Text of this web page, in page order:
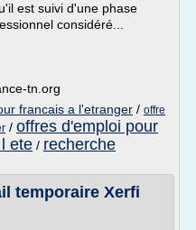
est suivi d'une phase
considéré...
tn.org
francais a l'etranger / offre
/ offres d'emploi pour
ete / recherche
temporaire Xerfi